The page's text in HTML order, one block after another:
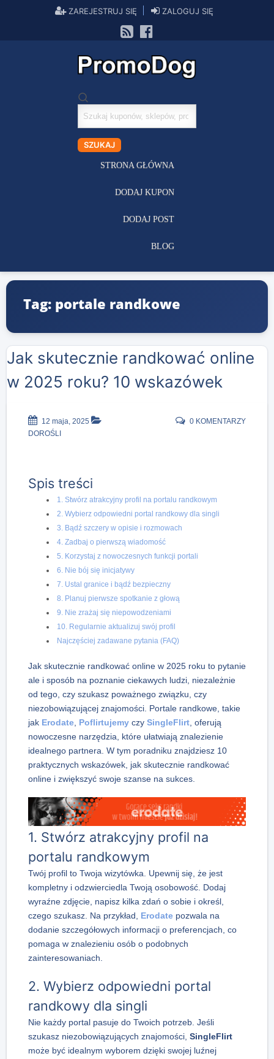
ZAREJESTRUJ SIĘ ZALOGUJ SIĘ
Szukaj
kuponów
SZUKAJ
STRONA GŁÓWNA
DODAJ KUPON
DODAJ POST
BLOG
Tag: portale randkowe
Jak skutecznie randkować online
w 2025 roku? 10 wskazówek
12 maja, 2025
DOROŚLI
0 KOMENTARZY
Spis treści
1. Stwórz atrakcyjny profil na portalu randkowym
2. Wybierz odpowiedni portal randkowy dla singli
3. Bądź szczery w opisie i rozmowach
4. Zadbaj o pierwszą wiadomość
5. Korzystaj z nowoczesnych funkcji portali
6. Nie bój się inicjatywy
7. Ustal granice i bądź bezpieczny
8. Planuj pierwsze spotkanie z głową
9. Nie zrażaj się niepowodzeniami
10. Regularnie aktualizuj swój profil
Najczęściej zadawane pytania (FAQ)
Jak skutecznie randkować online w 2025 roku to pytanie
ale i sposób na poznanie ciekawych ludzi, niezależnie
od tego, czy szukasz poważnego związku, czy
niezobowiązującej znajomości. Portale randkowe, takie
jak Erodate Poflirtujemy czy SingleFlirt , oferują
nowoczesne narzędzia, które ułatwiają znalezienie
idealnego partnera. W tym poradniku znajdziesz 10
praktycznych wskazówek, jak skutecznie randkować
online i zwiększyć swoje szanse na sukces.
1. Stwórz atrakcyjny profil na
portalu randkowym
Twój profil to Twoja wizytówka. Upewnij się, że jest
kompletny i odzwierciedla Twoją osobowość. Dodaj
wyraźne zdjęcie, napisz kilka zdań o sobie i określ,
czego szukasz. Na przykład, Erodate pozwala na
dodanie szczegółowych informacji o preferencjach, co
pomaga w znalezieniu osób o podobnych
zainteresowaniach.
2. Wybierz odpowiedni portal
randkowy dla singli
Nie każdy portal pasuje do Twoich potrzeb. Jeśli
szukasz niezobowiązujących znajomości, SingleFlirt
może być idealnym wyborem dzięki swojej luźnej